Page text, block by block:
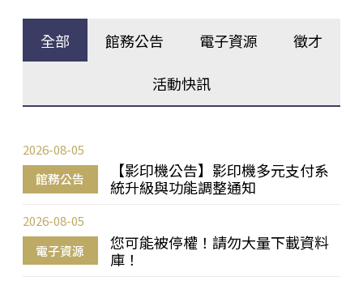
全部 館務公告 電子資源 徵才
活動快訊
館務公告
【影印機公告】影印機多元支付系
統升級與功能調整通知
2026-08-05
電子資源
您可能被停權！請勿大量下載資料
庫！
2026-08-05